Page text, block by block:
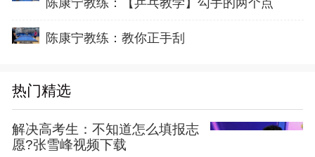
陈康宁教练：教你正手刮
热门精选
解决高考生：不知道怎么填报志
愿?张雪峰视频下载